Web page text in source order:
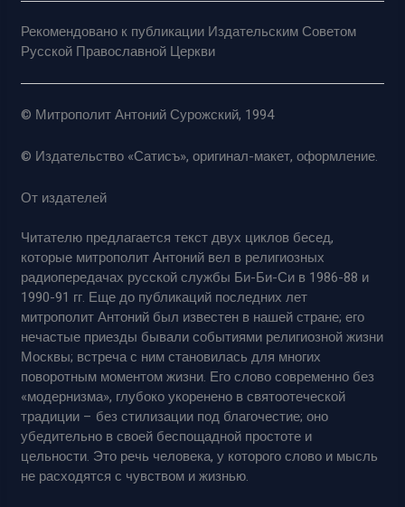
Рекомендовано к публикации Издательским Советом
Русской Православной Церкви
© Митрополит Антоний Сурожский, 1994
© Издательство «Сатисъ», оригинал-макет, оформление.
От издателей
Читателю предлагается текст двух циклов бесед,
которые митрополит Антоний вел в религиозных
радиопередачах русской службы Би-Би-Си в 1986-88 и
1990-91 гг. Еще до публикаций последних лет
митрополит Антоний был известен в нашей стране; его
нечастые приезды бывали событиями религиозной жизни
Москвы; встреча с ним становилась для многих
поворотным моментом жизни. Его слово современно без
«модернизма», глубоко укоренено в святоотеческой
традиции – без стилизации под благочестие; оно
убедительно в своей беспощадной простоте и
цельности. Это речь человека, у которого слово и мысль
не расходятся с чувством и жизнью.